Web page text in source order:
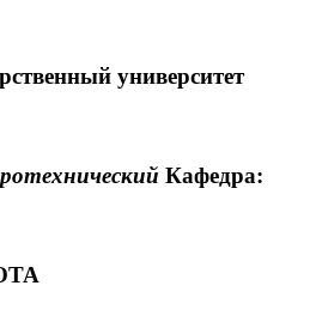
университет
Кафедра: